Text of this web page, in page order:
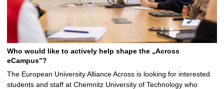
Who would like to actively help shape the „Across
eCampus”?
The European University Alliance Across is looking for interested
students and staff at Chemnitz University of Technology who